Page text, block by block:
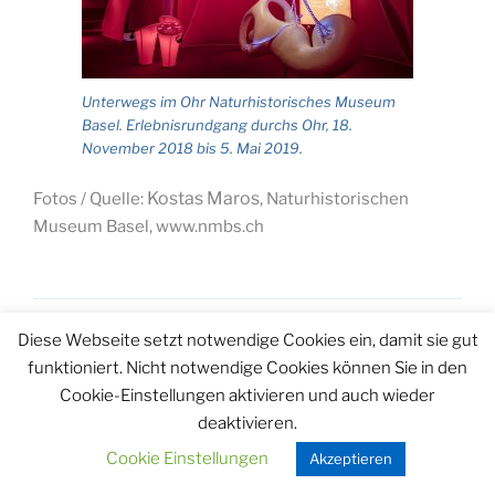
Unterwegs im Ohr Naturhistorisches Museum
Basel. Erlebnisrundgang durchs Ohr, 18.
November 2018 bis 5. Mai 2019.
Fotos / Quelle: Kostas Maros, Naturhistorischen
Museum Basel, www.nmbs.ch
Seitennummerierung
der
Beiträge
Vorherige
Seite
Seite4
Diese Webseite setzt notwendige Cookies ein, damit sie gut
funktioniert. Nicht notwendige Cookies können Sie in den
Cookie-Einstellungen aktivieren und auch wieder
deaktivieren.
Cookie Einstellungen
Akzeptieren